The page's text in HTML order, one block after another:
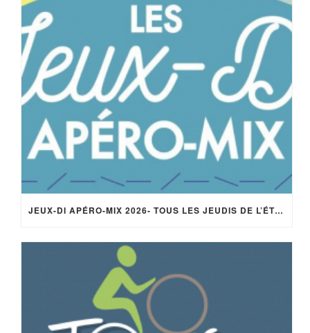
JEUX-DI APÉRO-MIX 2026- TOUS LES JEUDIS DE L’ÉTÉ – 18H/22H –